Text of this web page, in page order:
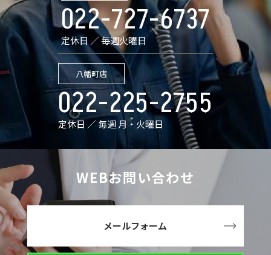
022-727-6737
定休日 ／ 毎週火曜日
八幡町店
022-225-2755
定休日 ／ 毎週 月・火曜日
WEBお問い合わせ
メールフォーム